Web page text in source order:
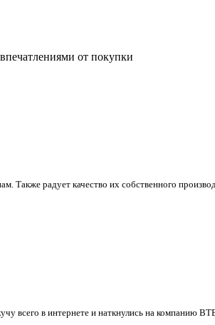
от покупки
Также радует качество их собственного
всего в интернете и наткнулись на компанию